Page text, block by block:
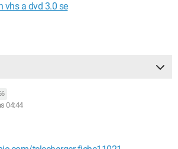
vhs a dvd 3.0 se
04:44